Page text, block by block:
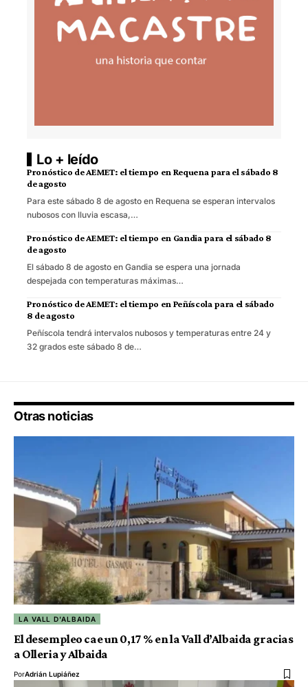
Lo + leído
Pronóstico de AEMET: el tiempo en Requena para el sábado 8
de agosto
Para este sábado 8 de agosto en Requena se esperan intervalos
nubosos con lluvia escasa,…
Pronóstico de AEMET: el tiempo en Gandia para el sábado 8
de agosto
El sábado 8 de agosto en Gandia se espera una jornada
despejada con temperaturas máximas…
Pronóstico de AEMET: el tiempo en Peñíscola para el sábado
8 de agosto
Peñíscola tendrá intervalos nubosos y temperaturas entre 24 y
32 grados este sábado 8 de…
Otras noticias
LA VALL D'ALBAIDA
El desempleo cae un 0,17 % en la Vall d’Albaida gracias
a Olleria y Albaida
PorAdrián Lupiáñez